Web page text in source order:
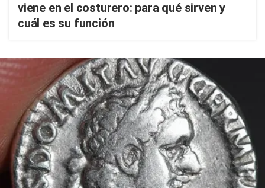
viene en el costurero: para qué sirven y
cuál es su función